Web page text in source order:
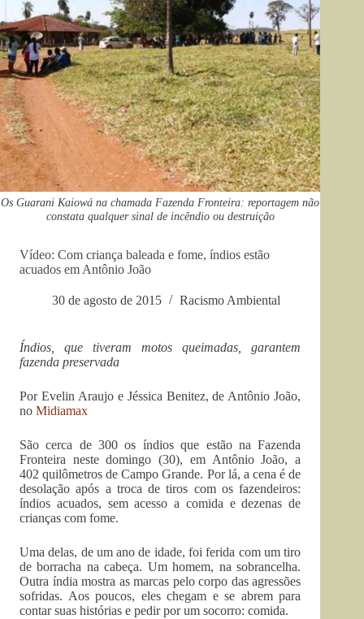
Os Guarani Kaiowá na chamada Fazenda Fronteira: reportagem não
constata qualquer sinal de incêndio ou destruição
Vídeo: Com criança baleada e fome, índios estão
acuados em Antônio João
30 de agosto de 2015 Racismo Ambiental
Índios, que tiveram motos queimadas, garantem
fazenda preservada
Por Evelin Araujo e Jéssica Benitez, de Antônio João,
no Midiamax
São cerca de 300 os índios que estão na Fazenda
Fronteira neste domingo (30), em Antônio João, a
402 quilômetros de Campo Grande. Por lá, a cena é de
desolação após a troca de tiros com os fazendeiros:
índios acuados, sem acesso a comida e dezenas de
crianças com fome.
Uma delas, de um ano de idade, foi ferida com um tiro
de borracha na cabeça. Um homem, na sobrancelha.
Outra índia mostra as marcas pelo corpo das agressões
sofridas. Aos poucos, eles chegam e se abrem para
contar suas histórias e pedir por um socorro: comida.